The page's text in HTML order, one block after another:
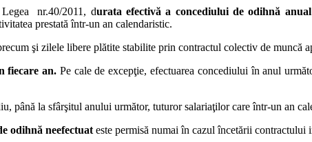
nr.40/2011, durata efectivă a concediului de odihnă anual
prestată într-un an calendaristic.
şi zilele libere plătite stabilite prin contractul colectiv de
fiecare an. Pe cale de excepţie, efectuarea concediului în anul
până la sfârşitul anului următor, tuturor salariaţilor care într-un an
odihnă neefectuat este permisă numai în cazul încetării contractului